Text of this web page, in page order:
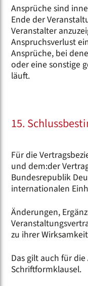
Ansprüche sind
Ende der
Veranstalter
Anspruchsverlust
Ansprüche, bei
oder eine sonstige
läuft.
15.
Für die
und dem:der
Bundesrepublik
internationalen
Änderungen,
zu ihrer
Das gilt auch für
Schriftformklausel.